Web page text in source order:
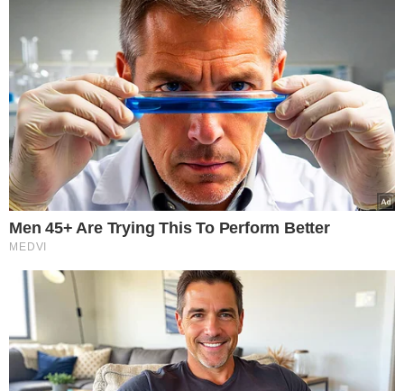
cemitérios, verificava quem tinha
falecido recentemente, falsificava os
documentos e recebia os benefícios”,
pontuou o diretor.
Opreso foi conduzido para a Central de Flagrantes
para a realização dos procedimentos cabíveis e deve ficar
à disposição da Justiça.